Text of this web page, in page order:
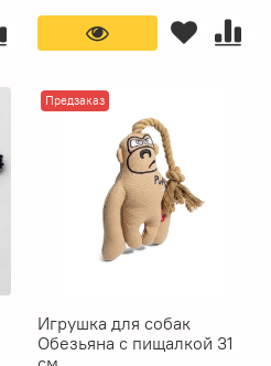
Предзаказ
Игрушка для собак
Обезьяна с пищалкой 31